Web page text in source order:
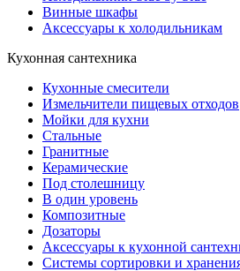
Винные шкафы
Аксессуары к холодильникам
Кухонная сантехника
Кухонные смесители
Измельчители пищевых отходов
Мойки для кухни
Стальные
Гранитные
Керамические
Под столешницу
В один уровень
Композитные
Дозаторы
Аксессуары к кухонной
Системы сортировки и